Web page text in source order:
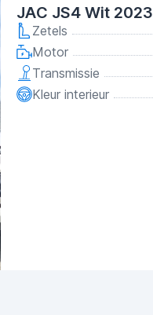
JAC JS4 Wit 2023
Zetels
Motor
Transmissie
Kleur interieur